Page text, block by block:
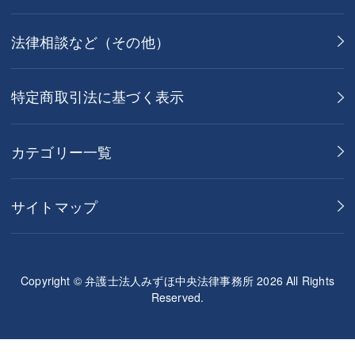
法律相談など（その他）
特定商取引法に基づく表示
カテゴリー一覧
サイトマップ
Copyright © 弁護士法人みずほ中央法律事務所 2026 All Rights
Reserved.